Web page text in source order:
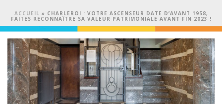
ACCUEIL » CHARLEROI : VOTRE ASCENSEUR DATE D’AVANT 1958,
FAITES RECONNAÎTRE SA VALEUR PATRIMONIALE AVANT FIN 2023 !